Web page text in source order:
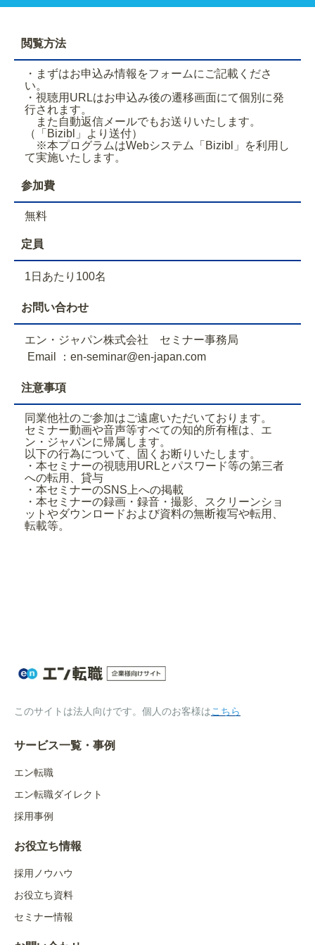
閲覧方法
・まずはお申込み情報をフォームにご記載くださ
い。
・視聴用URLはお申込み後の遷移画面にて個別に発
行されます。
また自動返信メールでもお送りいたします。
（「Bizibl」より送付）
※本プログラムはWebシステム「Bizibl」を利用し
て実施いたします。
参加費
無料
定員
1日あたり100名
お問い合わせ
エン・ジャパン株式会社 セミナー事務局
Email ：en-seminar@en-japan.com
注意事項
同業他社のご参加はご遠慮いただいております。
セミナー動画や音声等すべての知的所有権は、エ
ン・ジャパンに帰属します。
以下の行為について、固くお断りいたします。
・本セミナーの視聴用URLとパスワード等の第三者
への転用、貸与
・本セミナーのSNS上への掲載
・本セミナーの録画・録音・撮影、スクリーンショ
ットやダウンロードおよび資料の無断複写や転用、
転載等。
このサイトは法人向けです。個人のお客様はこちら
サービス一覧・事例
エン転職
エン転職ダイレクト
採用事例
お役立ち情報
採用ノウハウ
お役立ち資料
セミナー情報